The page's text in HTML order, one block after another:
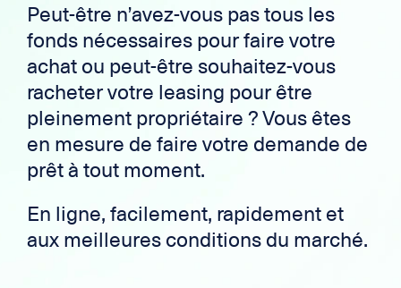
Peut-être n’avez-vous pas tous les
fonds nécessaires pour faire votre
achat ou peut-être souhaitez-vous
racheter votre leasing pour être
pleinement propriétaire ? Vous êtes
en mesure de faire votre demande de
prêt à tout moment.
En ligne, facilement, rapidement et
aux meilleures conditions du marché.